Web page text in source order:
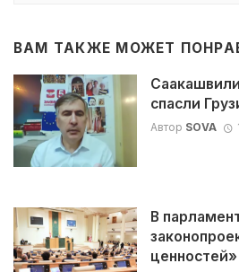
ВАМ ТАКЖЕ МОЖЕТ
спасли
Автор SOVA
В
ценностей»